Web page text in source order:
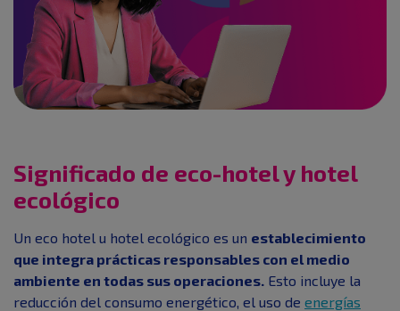
Significado de eco-hotel y hotel
ecológico
Un eco hotel u hotel ecológico es un establecimiento
que integra prácticas responsables con el medio
ambiente en todas sus operaciones. Esto incluye la
reducción del consumo energético, el uso de energías